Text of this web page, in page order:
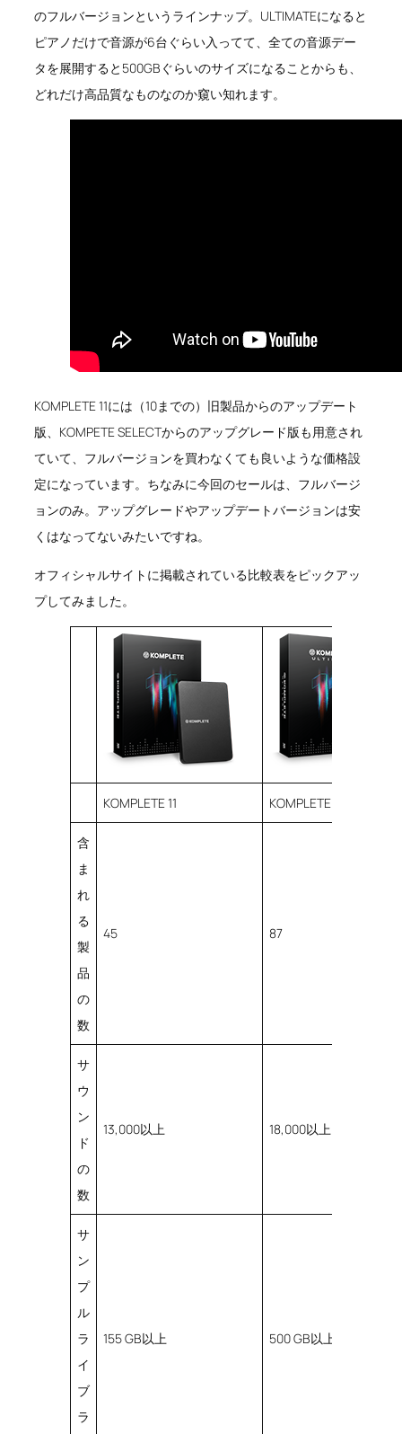
のフルバージョンというラインナップ。ULTIMATEになると
ピアノだけで音源が6台ぐらい入ってて、全ての音源デー
タを展開すると500GBぐらいのサイズになることからも、
どれだけ高品質なものなのか窺い知れます。
KOMPLETE 11には（10までの）旧製品からのアップデート
版、KOMPETE SELECTからのアップグレード版も用意され
ていて、フルバージョンを買わなくても良いような価格設
定になっています。ちなみに今回のセールは、フルバージ
ョンのみ。アップグレードやアップデートバージョンは安
くはなってないみたいですね。
オフィシャルサイトに掲載されている比較表をピックアッ
プしてみました。
KOMPLETE 11 KOMPLETE 11 ULTIMATE
含
ま
れ
る
製
品
の
数
45 87
サ
ウ
ン
ド
の
数
13,000以上 18,000以上
サ
ン
プ
ル
ラ
イ
ブ
ラ
155 GB以上 500 GB以上